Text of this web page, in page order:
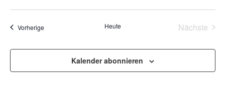
UND
wählen.
VorherigeVeranstaltungen Heute Nächste
Kalender abonnieren